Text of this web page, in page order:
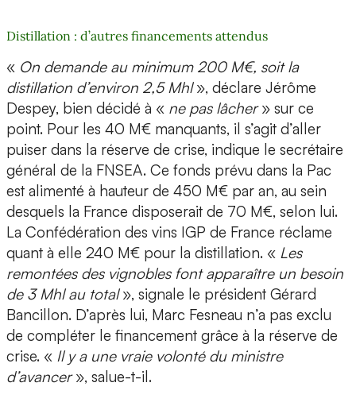
Distillation : d’autres financements attendus
« On demande au minimum 200 M€, soit la
distillation d’environ 2,5 Mhl», déclare Jérôme
Despey, bien décidé à « ne pas lâcher» sur ce
point. Pour les 40 M€ manquants, il s’agit d’aller
puiser dans la réserve de crise, indique le secrétaire
général de la FNSEA. Ce fonds prévu dans la Pac
est alimenté à hauteur de 450 M€ par an, au sein
desquels la France disposerait de 70 M€, selon lui.
La Confédération des vins IGP de France réclame
quant à elle 240 M€ pour la distillation. « Les
remontées des vignobles font apparaître un besoin
de 3 Mhl au total», signale le président Gérard
Bancillon. D’après lui, Marc Fesneau n’a pas exclu
de compléter le financement grâce à la réserve de
crise. « Il y a une vraie volonté du ministre
d’avancer», salue-t-il.